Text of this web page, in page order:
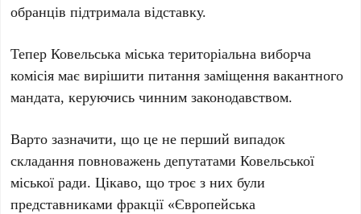
обранців підтримала відставку.
Тепер Ковельська міська територіальна виборча
комісія має вирішити питання заміщення вакантного
мандата, керуючись чинним законодавством.
Варто зазначити, що це не перший випадок
складання повноважень депутатами Ковельської
міської ради. Цікаво, що троє з них були
представниками фракції «Європейська